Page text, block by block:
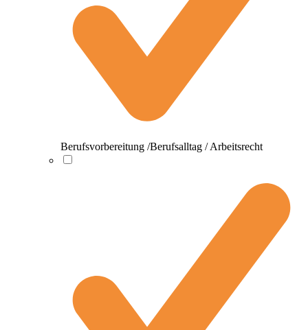
Berufsvorbereitung /Berufsalltag / Arbeitsrecht